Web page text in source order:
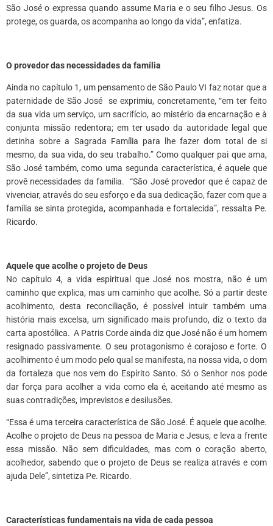
São José o expressa quando assume Maria e o seu filho Jesus. Os
protege, os guarda, os acompanha ao longo da vida”, enfatiza.
O provedor das necessidades da família
Ainda no capítulo 1, um pensamento de São Paulo VI faz notar que a
paternidade de São José se exprimiu, concretamente, “em ter feito
da sua vida um serviço, um sacrifício, ao mistério da encarnação e à
conjunta missão redentora; em ter usado da autoridade legal que
detinha sobre a Sagrada Família para lhe fazer dom total de si
mesmo, da sua vida, do seu trabalho.” Como qualquer pai que ama,
São José também, como uma segunda característica, é aquele que
provê necessidades da família. “São José provedor que é capaz de
vivenciar, através do seu esforço e da sua dedicação, fazer com que a
família se sinta protegida, acompanhada e fortalecida”, ressalta Pe.
Ricardo.
Aquele que acolhe o projeto de Deus
No capítulo 4, a vida espiritual que José nos mostra, não é um
caminho que explica, mas um caminho que acolhe. Só a partir deste
acolhimento, desta reconciliação, é possível intuir também uma
história mais excelsa, um significado mais profundo, diz o texto da
carta apostólica. A Patris Corde ainda diz que José não é um homem
resignado passivamente. O seu protagonismo é corajoso e forte. O
acolhimento é um modo pelo qual se manifesta, na nossa vida, o dom
da fortaleza que nos vem do Espírito Santo. Só o Senhor nos pode
dar força para acolher a vida como ela é, aceitando até mesmo as
suas contradições, imprevistos e desilusões.
“Essa é uma terceira característica de São José. É aquele que acolhe.
Acolhe o projeto de Deus na pessoa de Maria e Jesus, e leva a frente
essa missão. Não sem dificuldades, mas com o coração aberto,
acolhedor, sabendo que o projeto de Deus se realiza através e com
ajuda Dele”, sintetiza Pe. Ricardo.
Características fundamentais na vida de cada pessoa